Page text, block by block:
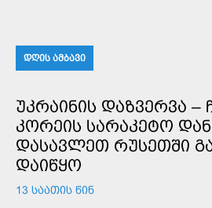
ᲓᲦᲘᲡ ᲐᲛᲑᲐᲕᲘ
ᲣᲙᲠᲐᲘᲜᲘᲡ ᲓᲐᲖᲕᲔᲠᲕᲐ
ᲙᲝᲠᲔᲘᲡ ᲡᲐᲠᲐᲙᲔᲢᲝ
ᲓᲐᲡᲐᲕᲚᲔᲗ ᲠᲣᲡᲔᲗᲨᲘ
ᲓᲐᲘᲬᲧᲝ
13 ᲡᲐᲐᲗᲘᲡ ᲬᲘᲜ